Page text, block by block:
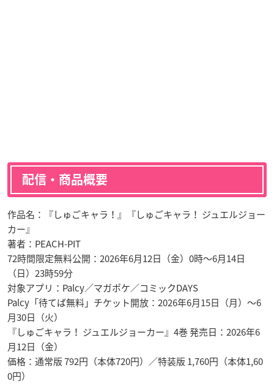
配信・商品概要
作品名：『しゅごキャラ！』『しゅごキャラ！ ジュエルジョー
カー』
著者：PEACH-PIT
72時間限定無料公開：2026年6月12日（金）0時～6月14日
（日）23時59分
対象アプリ：Palcy／マガポケ／コミックDAYS
Palcy「待てば無料」チケット開放：2026年6月15日（月）～6
月30日（火）
『しゅごキャラ！ ジュエルジョーカー』4巻 発売日：2026年6
月12日（金）
価格：通常版 792円（本体720円）／特装版 1,760円（本体1,60
0円）